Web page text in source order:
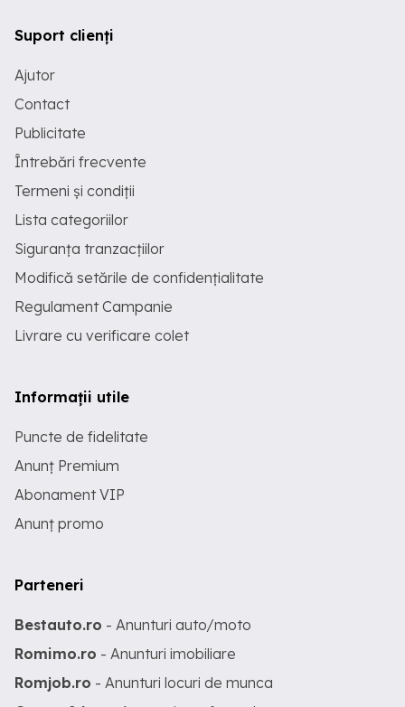
Suport clienți
Ajutor
Contact
Publicitate
Întrebări frecvente
Termeni și condiții
Lista categoriilor
Siguranța tranzacțiilor
Modifică setările de confidențialitate
Regulament Campanie
Livrare cu verificare colet
Informații utile
Puncte de fidelitate
Anunț Premium
Abonament VIP
Anunț promo
Parteneri
Bestauto.ro - Anunturi auto/moto
Romimo.ro - Anunturi imobiliare
Romjob.ro - Anunturi locuri de munca